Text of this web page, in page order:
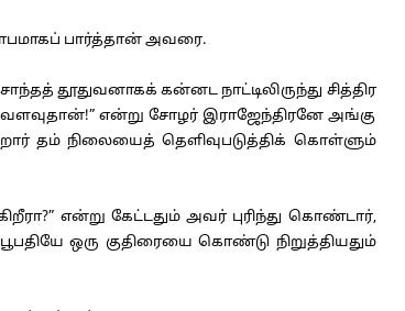
பார்த்தான் அவரை.
தூதுவனாகக் கன்னட நாட்டிலிருந்து சித்திர
என்று சோழர் இராஜேந்திரனே அங்கு
தம் நிலையைத் தெளிவுபடுத்திக் கொள்ளும்
என்று கேட்டதும் அவர் புரிந்து கொண்டார்,
ஒரு குதிரையை கொண்டு நிறுத்தியதும்